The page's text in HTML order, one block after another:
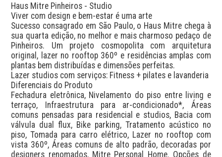
Haus Mitre Pinheiros - Studio
Viver com design e bem-estar é uma arte
Sucesso consagrado em São Paulo, o Haus Mitre chega à
sua quarta edição, no melhor e mais charmoso pedaço de
Pinheiros. Um projeto cosmopolita com arquitetura
original, lazer no rooftop 360º e residências amplas com
plantas bem distribuídas e dimensões perfeitas.
Lazer studios com serviços: Fitness + pilates e lavanderia
Diferenciais do Produto
Fechadura eletrônica, Nivelamento do piso entre living e
terraço, Infraestrutura para ar-condicionado*, Áreas
comuns pensadas para residencial e studios, Bacia com
válvula dual flux, Bike parking, Tratamento acústico no
piso, Tomada para carro elétrico, Lazer no rooftop com
vista 360º, Áreas comuns de alto padrão, decoradas por
designers renomados, Mitre Personal Home. Opções de